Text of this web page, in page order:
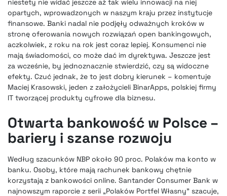
niestety nie widać jeszcze aż tak wielu innowacji na niej
opartych, wprowadzonych w naszym kraju przez instytucje
finansowe. Banki nadal nie podjęły odważnych kroków w
stronę oferowania nowych rozwiązań open bankingowych,
aczkolwiek, z roku na rok jest coraz lepiej. Konsumenci nie
mają świadomości, co może dać im dyrektywa. Jeszcze jest
za wcześnie, by jednoznacznie stwierdzić, czy są widoczne
efekty. Czuć jednak, że to jest dobry kierunek – komentuje
Maciej Krasowski, jeden z założycieli BinarApps, polskiej firmy
IT tworzącej produkty cyfrowe dla biznesu.
Otwarta bankowość w Polsce –
bariery i szanse rozwoju
Według szacunków NBP około 90 proc. Polaków ma konto w
banku. Osoby, które mają rachunek bankowy chętnie
korzystają z bankowości online. Santander Consumer Bank w
najnowszym raporcie z serii „Polaków Portfel Własny” szacuje,